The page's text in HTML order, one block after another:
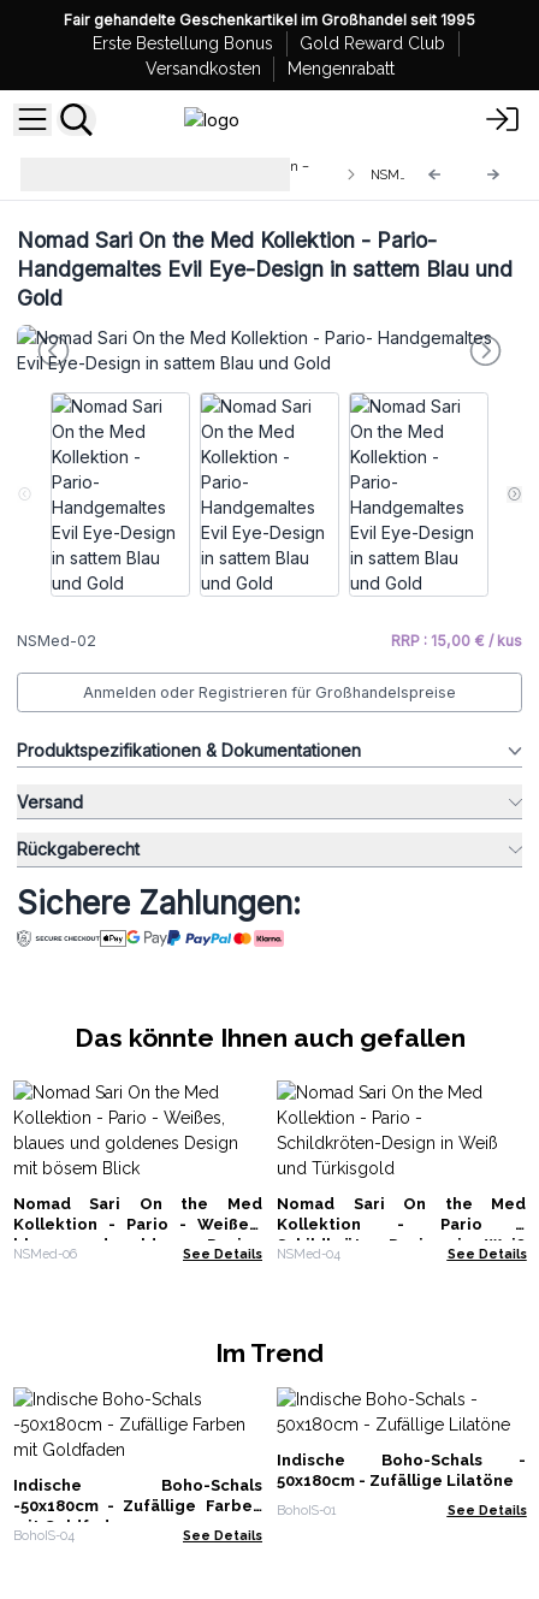
Fair gehandelte Geschenkartikel im Großhandel seit 1995
Erste Bestellung Bonus
Gold Reward Club
Versandkosten
Mengenrabatt
Großhandel Mediterrane Kollektion –
Nomad Sari On the Med Kollektion - Pario-
Handgemaltes Evil Eye-Design in sattem Blau und
Gold
NSMed-02 RRP : 15,00 € / kus
Anmelden oder Registrieren für Großhandelspreise
Produktspezifikationen & Dokumentationen
Versand
Rückgaberecht
Sichere Zahlungen:
Das könnte Ihnen auch gefallen
Nomad Sari On the Med
Kollektion - Pario - Weißes,
blaues und goldenes Design
NSMed-06 See Details
Nomad Sari On the Med
Kollektion - Pario -
Schildkröten-Design in Weiß
und Türkisgold
NSMed-04 See Details
Im Trend
Indische Boho-Schals
-50x180cm - Zufällige Farben
mit Goldfaden
BohoIS-04 See Details
Indische Boho-Schals -
50x180cm - Zufällige Lilatöne
BohoIS-01 See Details